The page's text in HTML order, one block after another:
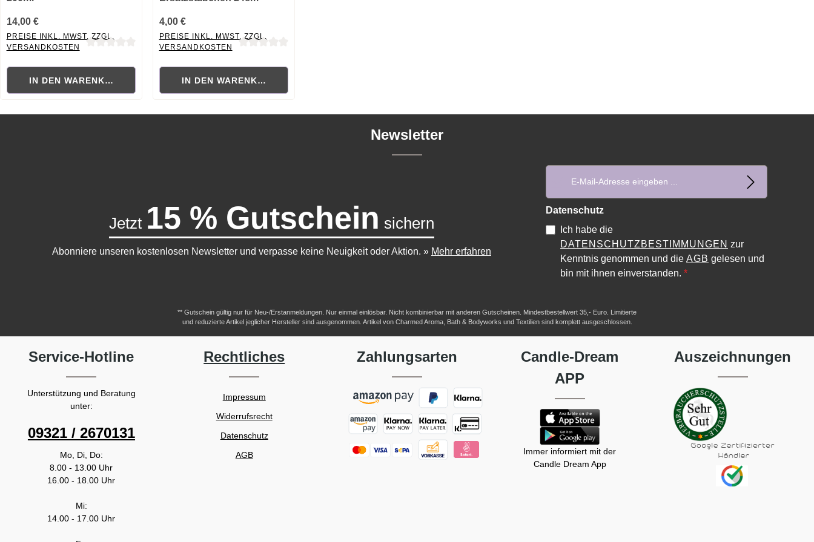
14,00 €
PREISE INKL. MWST. ZZGL.
VERSANDKOSTEN
IN DEN WARENKORB
4,00 €
PREISE INKL. MWST. ZZGL.
VERSANDKOSTEN
IN DEN WARENKORB
Newsletter
Jetzt 15 % Gutschein sichern
Abonniere unseren kostenlosen Newsletter und verpasse keine Neuigkeit oder Aktion. » Mehr erfahren
Datenschutz
Ich habe die
DATENSCHUTZBESTIMMUNGEN zur
Kenntnis genommen und die AGB gelesen und
bin mit ihnen einverstanden. *
** Gutschein gültig nur für Neu-/Erstanmeldungen. Nur einmal einlösbar. Nicht kombinierbar mit anderen Gutscheinen. Mindestbestellwert 35,- Euro. Limitierte
und reduzierte Artikel jeglicher Hersteller sind ausgenommen. Artikel von Charmed Aroma, Bath & Bodyworks und Textilien sind komplett ausgeschlossen.
Service-Hotline
Unterstützung und Beratung
unter:
09321 / 2670131
Mo, Di, Do:
8.00 - 13.00 Uhr
16.00 - 18.00 Uhr
Mi:
14.00 - 17.00 Uhr
Rechtliches
Impressum
Widerrufsrecht
Datenschutz
AGB
Zahlungsarten
Candle-Dream
APP
Immer informiert mit der
Candle Dream App
Auszeichnungen